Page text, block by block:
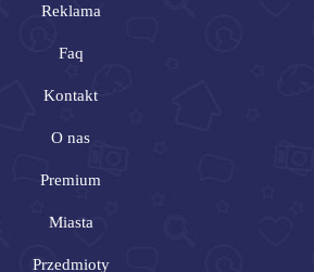
Reklama
Faq
Kontakt
O nas
Premium
Miasta
Przedmioty